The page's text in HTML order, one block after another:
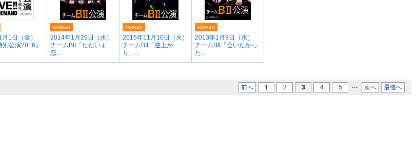
1日（金）
別公演2016』
2014年1月29日（水）
チームBII「ただいま
恋...
NMB48
2015年11月10日（火）
チームBII「逆上が
り」...
NMB48
2013年1月9日（水）
チームBII「会いたかっ
た...
NMB48
前へ 1 2 3 4 5 ... 次へ 最後へ